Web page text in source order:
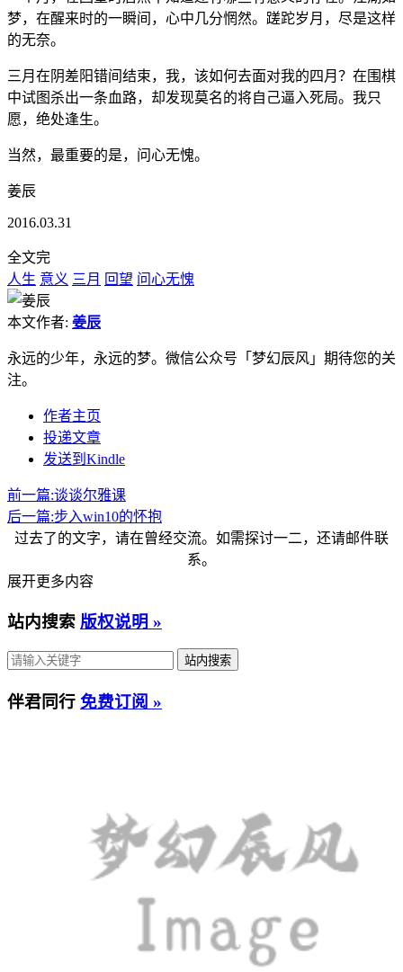
梦，在醒来时的一瞬间，心中几分惘然。蹉跎岁月，尽是这样
的无奈。
三月在阴差阳错间结束，我，该如何去面对我的四月？在围棋
中试图杀出一条血路，却发现莫名的将自己逼入死局。我只
愿，绝处逢生。
当然，最重要的是，问心无愧。
姜辰
2016.03.31
全文完
人生 意义 三月 回望 问心无愧
本文作者: 姜辰
永远的少年，永远的梦。微信公众号「梦幻辰风」期待您的关
注。
作者主页
投递文章
发送到Kindle
前一篇:谈谈尔雅课
后一篇:步入win10的怀抱
过去了的文字，请在曾经交流。如需探讨一二，还请邮件联
系。
展开更多内容
站内搜索 版权说明 »
伴君同行 免费订阅 »